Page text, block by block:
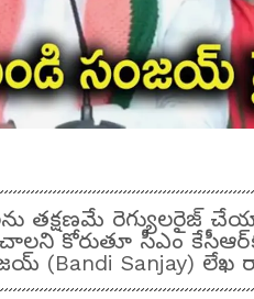
తక్షణమే రెగ్యులరైజ్
కోరుతూ సీఎం కేసీఆర్‌కు
(Bandi Sanjay) లేఖ